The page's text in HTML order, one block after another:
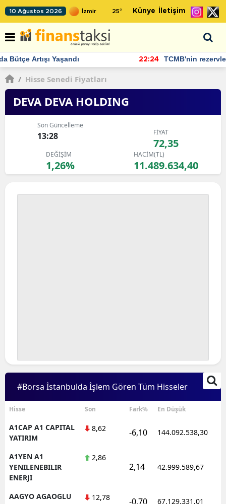
10 Ağustos 2026 25° Künye İletişim
22:24 TCMB'nin rezervlerinde artan momentum devam ediyor
/ Hisse Senedi Fiyatları
DEVA DEVA HOLDING
Son Güncelleme
13:28 FİYAT
72,35
DEĞİŞİM
1,26%
HACİM(TL)
11.489.634,40
#Borsa İstanbulda İşlem Gören Tüm Hisseler
Hisse Son Fark% En Düşük
A1CAP A1 CAPITAL
YATIRIM
8,62 -6,10 144.092.538,30
A1YEN A1
YENILENEBILIR
ENERJI
2,86
2,14 42.999.589,67
AAGYO AGAOGLU
12,78 -0,70 67.129.331,01